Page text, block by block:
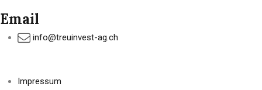
Email
info@treuinvest-ag.ch
Impressum